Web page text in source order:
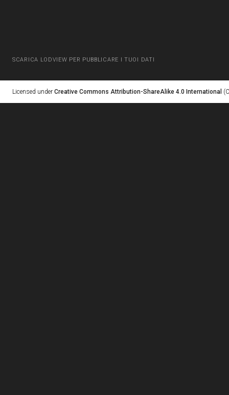
SCARICA LODVIEW PER PUBBLICARE I TUOI DATI
Licensed under Creative Commons Attribution-ShareAlike 4.0 International